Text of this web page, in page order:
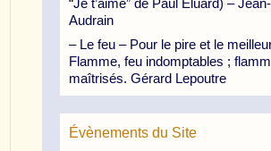
“Je t’aime” de Paul Eluard) –
Audrain
– Le feu – Pour le pire et le
Flamme, feu indomptables ;
maîtrisés. Gérard Lepoutre
Évènements du Site